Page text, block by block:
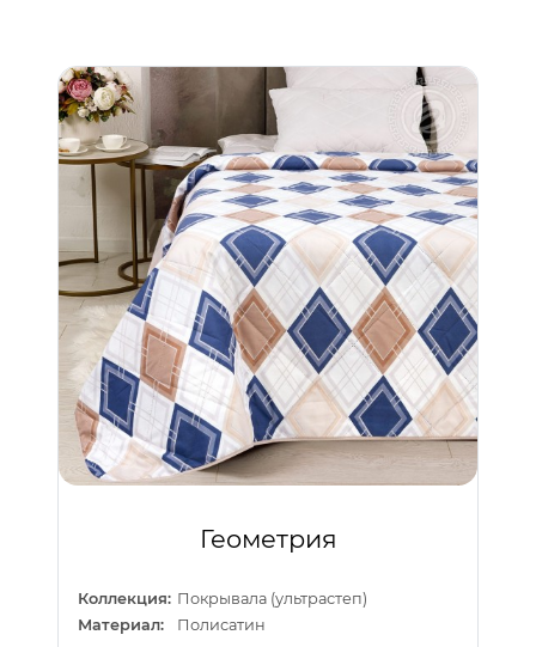
Геометрия
Коллекция: Покрывала (ультрастеп)
Материал:
Полисатин